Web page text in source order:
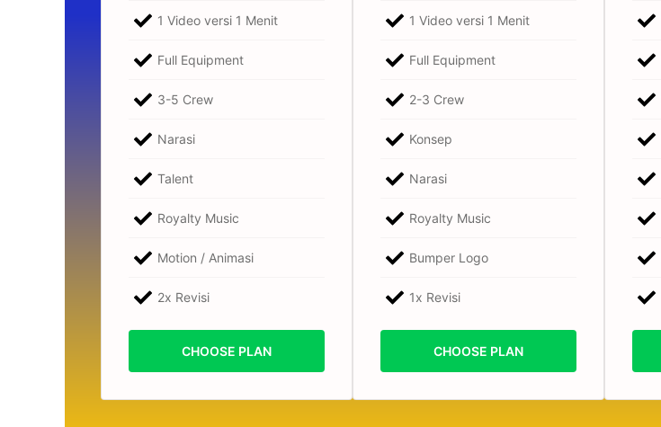
1 Video versi 1 Menit
Full Equipment
3-5 Crew
Narasi
Talent
Royalty Music
Motion / Animasi
2x Revisi
CHOOSE PLAN
1 Video versi 1 Menit
Full Equipment
2-3 Crew
Konsep
Narasi
Royalty Music
Bumper Logo
1x Revisi
CHOOSE PLAN